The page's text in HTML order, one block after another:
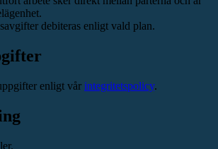
debiteras enligt vald plan.
enligt vår integritetspolicy.